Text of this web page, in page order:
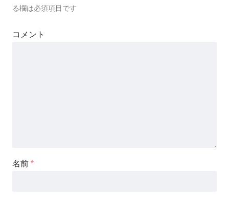
る欄は必須項目です
コメント
名前 *